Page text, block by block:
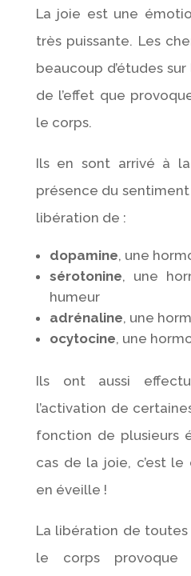
La joie est une
très puissante. Les
beaucoup d’études
de l’effet que
le corps.
Ils en sont arrivé à
présence du
libération de :
dopamine, une
sérotonine, une
humeur
adrénaline, une
ocytocine, une
Ils ont aussi
l’activation de
fonction de plusieurs
cas de la joie, c’est
en éveille !
La libération de
le corps provoque